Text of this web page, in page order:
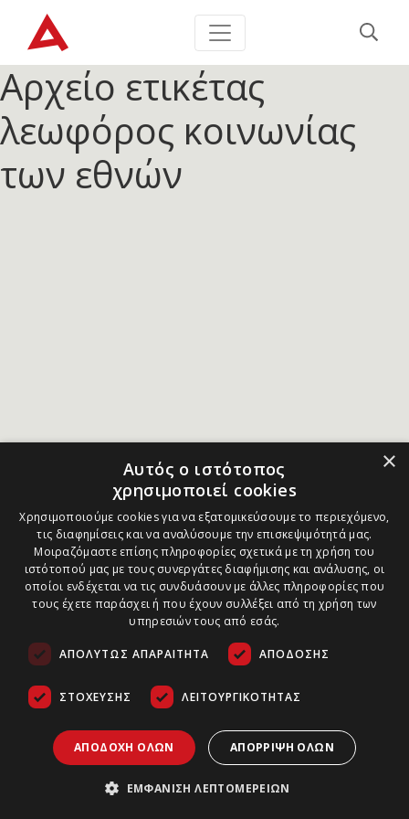
Αρχείο ετικέτας
λεωφόρος κοινωνίας
των εθνών
×
Αυτός ο ιστότοπος
χρησιμοποιεί cookies
Χρησιμοποιούμε cookies για να εξατομικεύσουμε το περιεχόμενο,
τις διαφημίσεις και να αναλύσουμε την επισκεψιμότητά μας.
Μοιραζόμαστε επίσης πληροφορίες σχετικά με τη χρήση του
ιστότοπού μας με τους συνεργάτες διαφήμισης και ανάλυσης, οι
οποίοι ενδέχεται να τις συνδυάσουν με άλλες πληροφορίες που
τους έχετε παράσχει ή που έχουν συλλέξει από τη χρήση των
υπηρεσιών τους από εσάς.
ΑΠΟΛΎΤΩΣ ΑΠΑΡΑΊΤΗΤΑ ΑΠΌΔΟΣΗΣ
ΣΤΌΧΕΥΣΗΣ ΛΕΙΤΟΥΡΓΙΚΌΤΗΤΑΣ
ΑΠΟΔΟΧΉ ΌΛΩΝ ΑΠΌΡΡΙΨΗ ΌΛΩΝ
ΕΜΦΆΝΙΣΗ ΛΕΠΤΟΜΕΡΕΙΏΝ